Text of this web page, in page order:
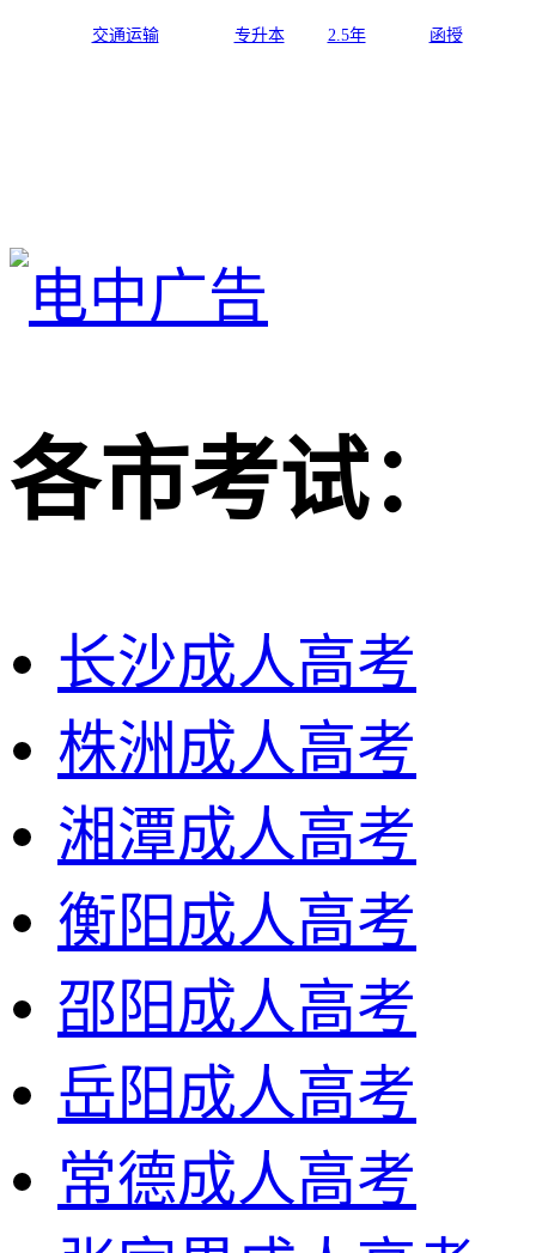
交通运输 专升本 2.5年 函授
各市考试：
长沙成人高考
株洲成人高考
湘潭成人高考
衡阳成人高考
邵阳成人高考
岳阳成人高考
常德成人高考